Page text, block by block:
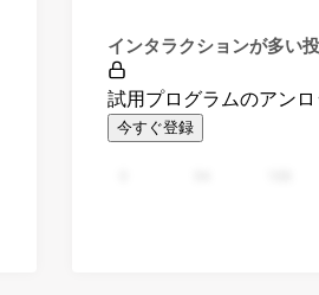
インタラクションが多い
試用プログラムのアンロ
今すぐ登録